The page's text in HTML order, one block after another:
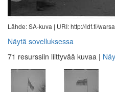
Lähde: SA-kuva | URI: http://ldf.fi/
Näytä sovelluksessa
71 resurssiin liittyvää kuvaa |